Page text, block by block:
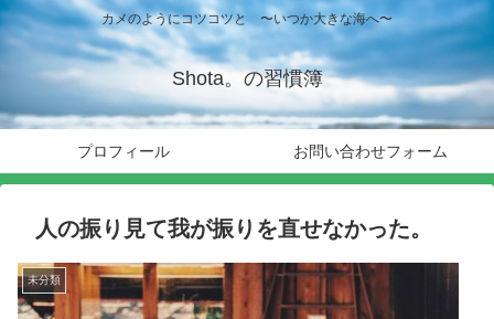
カメのようにコツコツと 〜いつか大きな海へ〜
Shota。の習慣簿
プロフィール お問い合わせフォーム
人の振り見て我が振りを直せなかった。
未分類